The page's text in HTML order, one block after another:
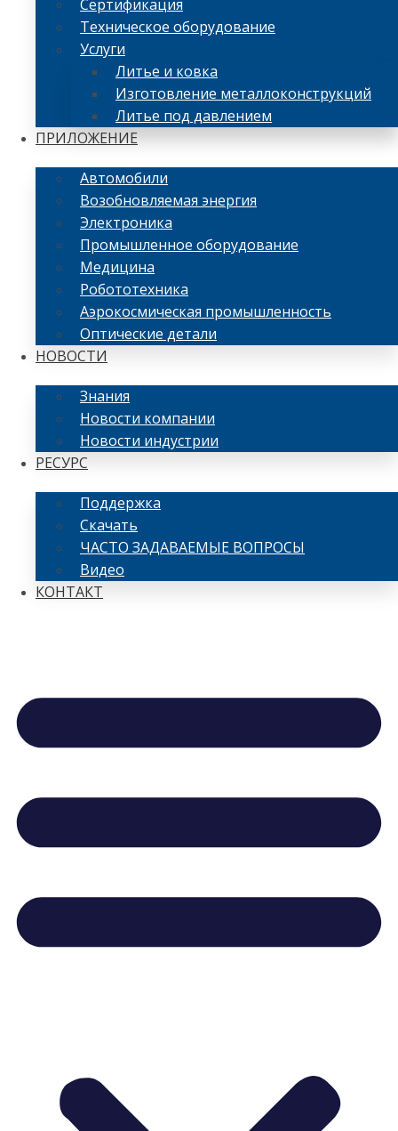
Сертификация
Техническое оборудование
Услуги
Литье и ковка
Изготовление металлоконструкций
Литье под давлением
ПРИЛОЖЕНИЕ
Автомобили
Возобновляемая энергия
Электроника
Промышленное оборудование
Медицина
Робототехника
Аэрокосмическая промышленность
Оптические детали
НОВОСТИ
Знания
Новости компании
Новости индустрии
РЕСУРС
Поддержка
Скачать
ЧАСТО ЗАДАВАЕМЫЕ ВОПРОСЫ
Видео
КОНТАКТ